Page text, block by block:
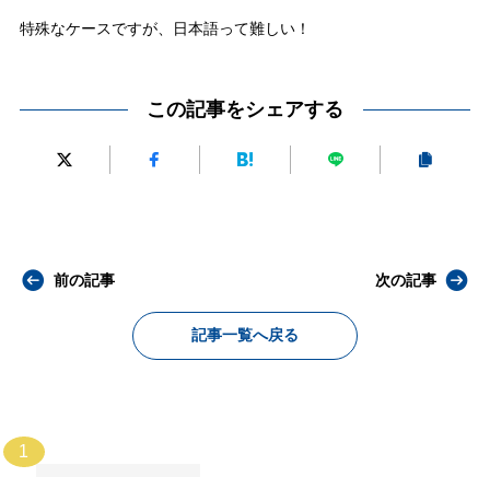
特殊なケースですが、日本語って難しい！
この記事をシェアする
前の記事
記事一覧へ戻る
次の記事
1